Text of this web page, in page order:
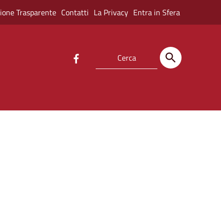
Trasparente Contatti La Privacy Entra in Sfera